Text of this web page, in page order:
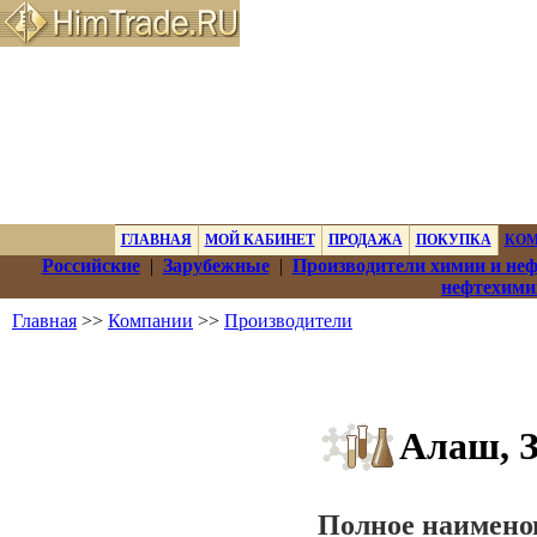
ГЛАВНАЯ МОЙ КАБИНЕТ ПРОДАЖА ПОКУПКА
Российские| Зарубежные| Производители химии и
Главная >> Компании >> Производители
Алаш,
Полное